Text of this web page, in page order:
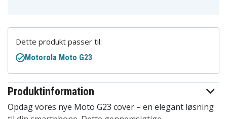
Produktinformation
Opdag vores nye Moto G23 cover – en elegant løsning
Dette produkt passer til:
Motorola Moto G23